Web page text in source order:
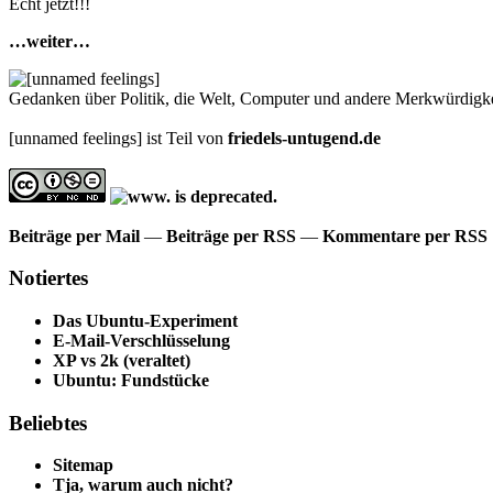
…weiter…
Gedanken über Politik, die Welt, Computer und andere
[unnamed feelings] ist Teil von friedels-untugend.de
Beiträge per Mail — Beiträge per RSS — Kommentare per RSS
Notiertes
Das Ubuntu-Experiment
E-Mail-Verschlüsselung
XP vs 2k (veraltet)
Ubuntu: Fundstücke
Beliebtes
Sitemap
Tja, warum auch nicht?